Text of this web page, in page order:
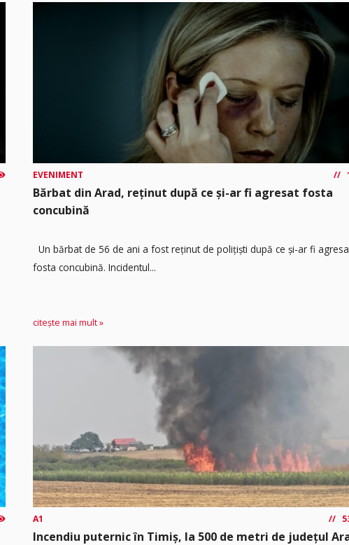
EVENIMENT
Bărbat din Arad, reținut după ce și-ar fi agresat fosta
concubină
Un bărbat de 56 de ani a fost reținut de polițiști după ce și-ar fi
fosta concubină. Incidentul...
citește mai mult »
A1
Incendiu puternic în Timiș, la 500 de metri de județul